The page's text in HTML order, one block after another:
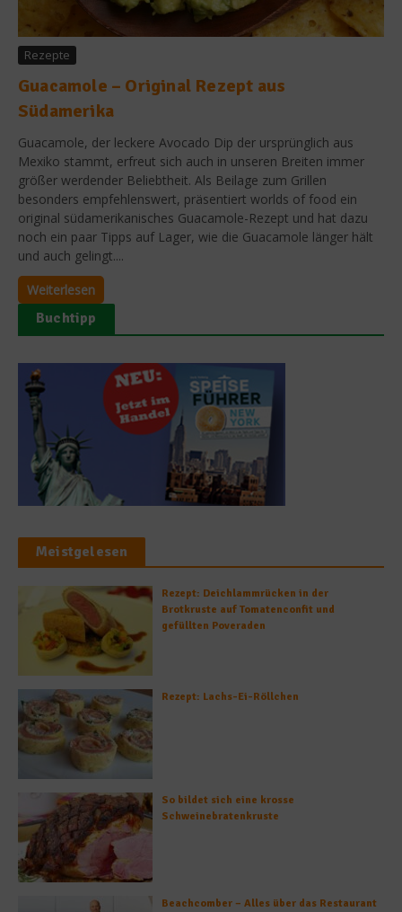
Rezepte
Guacamole – Original Rezept aus
Südamerika
Guacamole, der leckere Avocado Dip der ursprünglich aus
Mexiko stammt, erfreut sich auch in unseren Breiten immer
größer werdender Beliebtheit. Als Beilage zum Grillen
besonders empfehlenswert, präsentiert worlds of food ein
original südamerikanisches Guacamole-Rezept und hat dazu
noch ein paar Tipps auf Lager, wie die Guacamole länger hält
und auch gelingt....
Weiterlesen
Buchtipp
Meistgelesen
Rezept: Deichlammrücken in der
Brotkruste auf Tomatenconfit und
gefüllten Poveraden
Rezept: Lachs-Ei-Röllchen
So bildet sich eine krosse
Schweinebratenkruste
Beachcomber – Alles über das Restaurant